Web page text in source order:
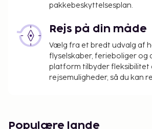
pakkebeskyttelsesplan.
Rejs på din måde
Vælg fra et bredt udvalg af
flyselskaber, ferieboliger og
platform tilbyder
rejsemuligheder, så du kan
Populære lande